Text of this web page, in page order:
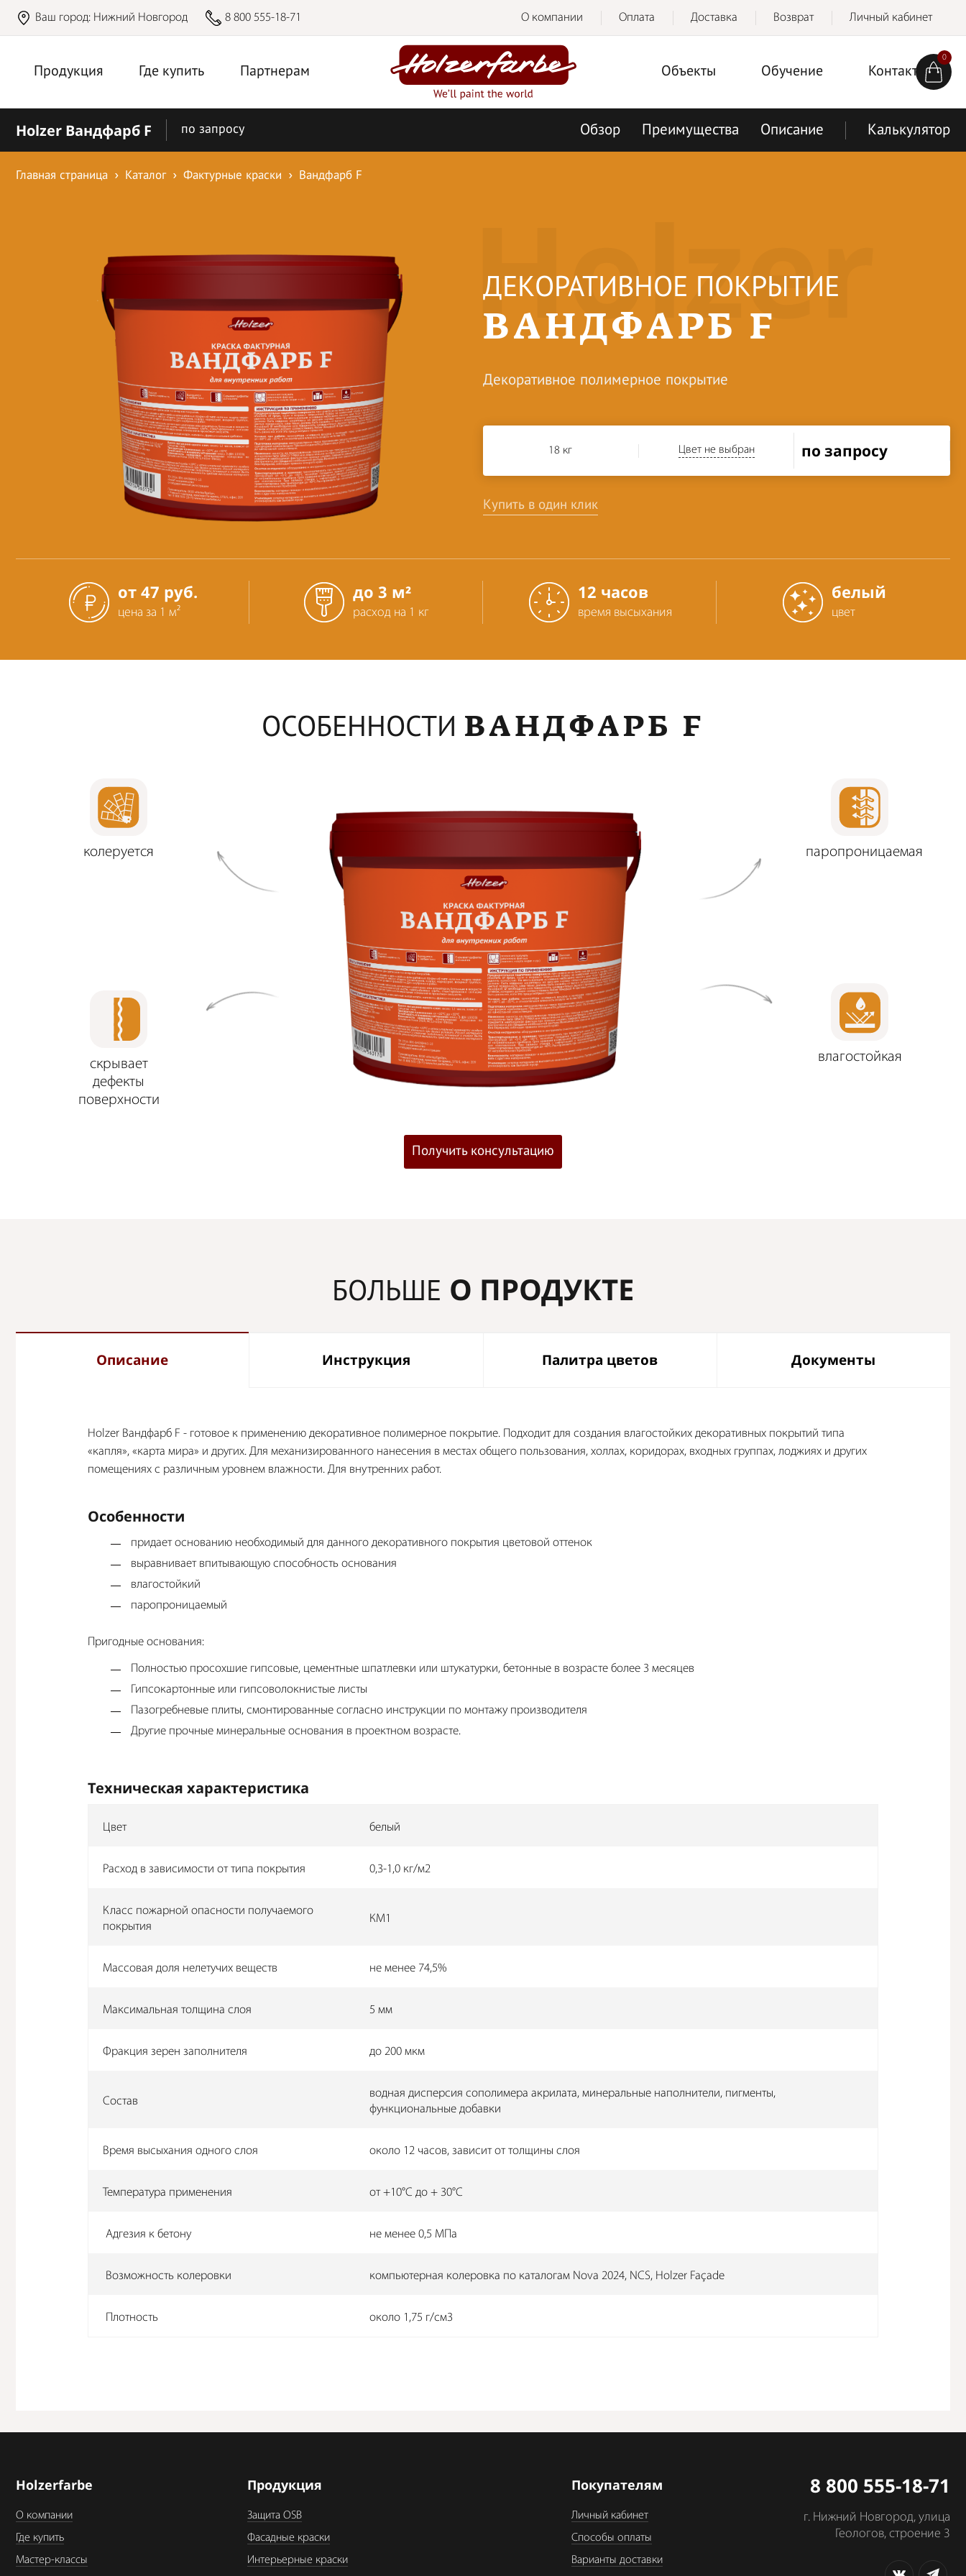
Ваш город: Нижний Новгород 8 800 555-18-71 О компании Оплата Доставка Возврат Личный кабинет
Продукция Где купить Партнерам Объекты Обучение Контакты
Holzer Вандфарб F по запросу Обзор Преимущества Описание Калькулятор
Главная страница Каталог Фактурные краски Вандфарб F
Holzer
ДЕКОРАТИВНОЕ ПОКРЫТИЕ
ВАНДФАРБ F
Декоративное полимерное покрытие
18 кг Цвет не выбран по запросу
Купить в один клик
от 47 руб.
цена за 1 м²
до 3 м²
расход на 1 кг
12 часов
время высыхания
белый
цвет
ОСОБЕННОСТИ ВАНДФАРБ F
Получить консультацию
колеруется
скрывает
дефекты
поверхности
паропроницаемая
влагостойкая
БОЛЬШЕ О ПРОДУКТЕ
Описание Инструкция Палитра цветов Документы
Holzer Вандфарб F - готовое к применению декоративное полимерное покрытие. Подходит для создания влагостойких декоративных покрытий типа
«капля», «карта мира» и других. Для механизированного нанесения в местах общего пользования, холлах, коридорах, входных группах, лоджиях и других
помещениях с различным уровнем влажности. Для внутренних работ.
Особенности
придает основанию необходимый для данного декоративного покрытия цветовой оттенок
выравнивает впитывающую способность основания
влагостойкий
паропроницаемый
Пригодные основания:
Полностью просохшие гипсовые, цементные шпатлевки или штукатурки, бетонные в возрасте более 3 месяцев
Гипсокартонные или гипсоволокнистые листы
Пазогребневые плиты, смонтированные согласно инструкции по монтажу производителя
Другие прочные минеральные основания в проектном возрасте.
Техническая характеристика
Цвет белый
Расход в зависимости от типа покрытия 0,3-1,0 кг/м2
Класс пожарной опасности получаемого
покрытия
КМ1
Массовая доля нелетучих веществ не менее 74,5%
Максимальная толщина слоя 5 мм
Фракция зерен заполнителя до 200 мкм
Состав
водная дисперсия сополимера акрилата, минеральные наполнители, пигменты,
функциональные добавки
Время высыхания одного слоя около 12 часов, зависит от толщины слоя
Температура применения от +10°C до + 30°C
Адгезия к бетону не менее 0,5 МПа
Возможность колеровки компьютерная колеровка по каталогам Nova 2024, NCS, Holzer Façade
Плотность около 1,75 г/см3
Holzerfarbe
О компании
Где купить
Мастер-классы
Продукция
Защита OSB
Фасадные краски
Интерьерные краски
Покупателям
Личный кабинет
Способы оплаты
Варианты доставки
8 800 555-18-71
г. Нижний Новгород, улица
Геологов, строение 3
0